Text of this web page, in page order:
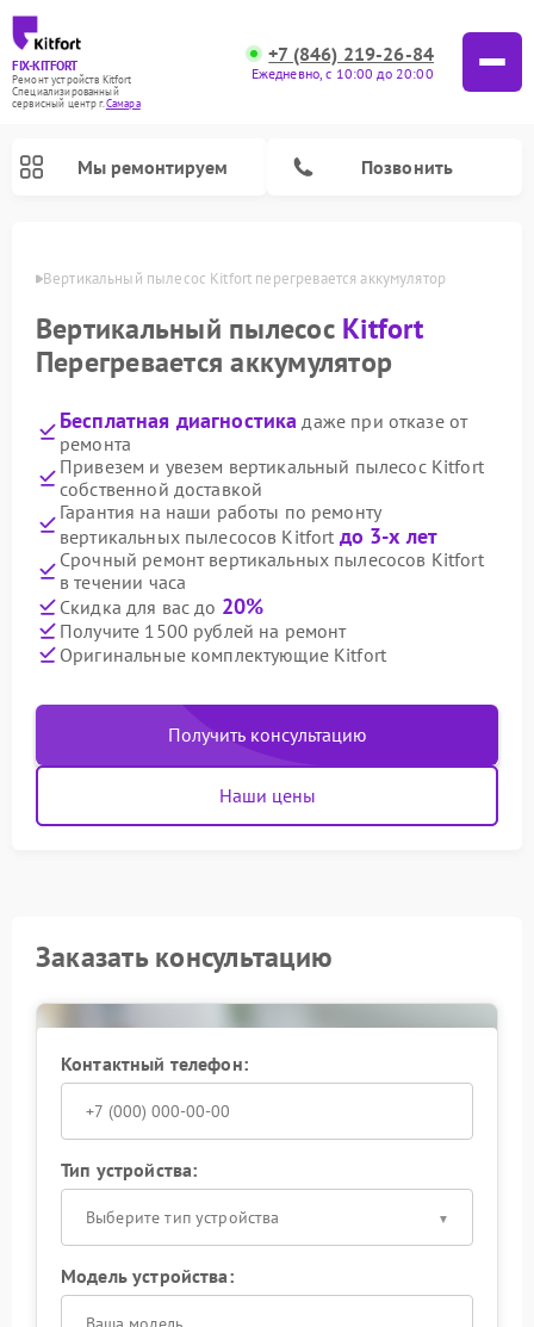
FIX-KITFORT
Ремонт устройств Kitfort
Специализированный
cервисный центр г.Самара
+7 (846) 219-26-84
Ежедневно, с 10:00 до 20:00
Мы ремонтируем Позвонить
Вертикальный пылесос Kitfort перегревается аккумулятор
Вертикальный пылесос Kitfort
Перегревается аккумулятор
Бесплатная диагностика даже при отказе от
ремонта
Привезем и увезем вертикальный пылесос Kitfort
собственной доставкой
Гарантия на наши работы по ремонту
вертикальных пылесосов Kitfort до 3-х лет
Срочный ремонт вертикальных пылесосов Kitfort
в течении часа
Скидка для вас до 20%
Получите 1500 рублей на ремонт
Оригинальные комплектующие Kitfort
Получить консультацию
Наши цены
Заказать консультацию
Контактный телефон:
Тип устройства:
Выберите тип устройства
Модель устройства: